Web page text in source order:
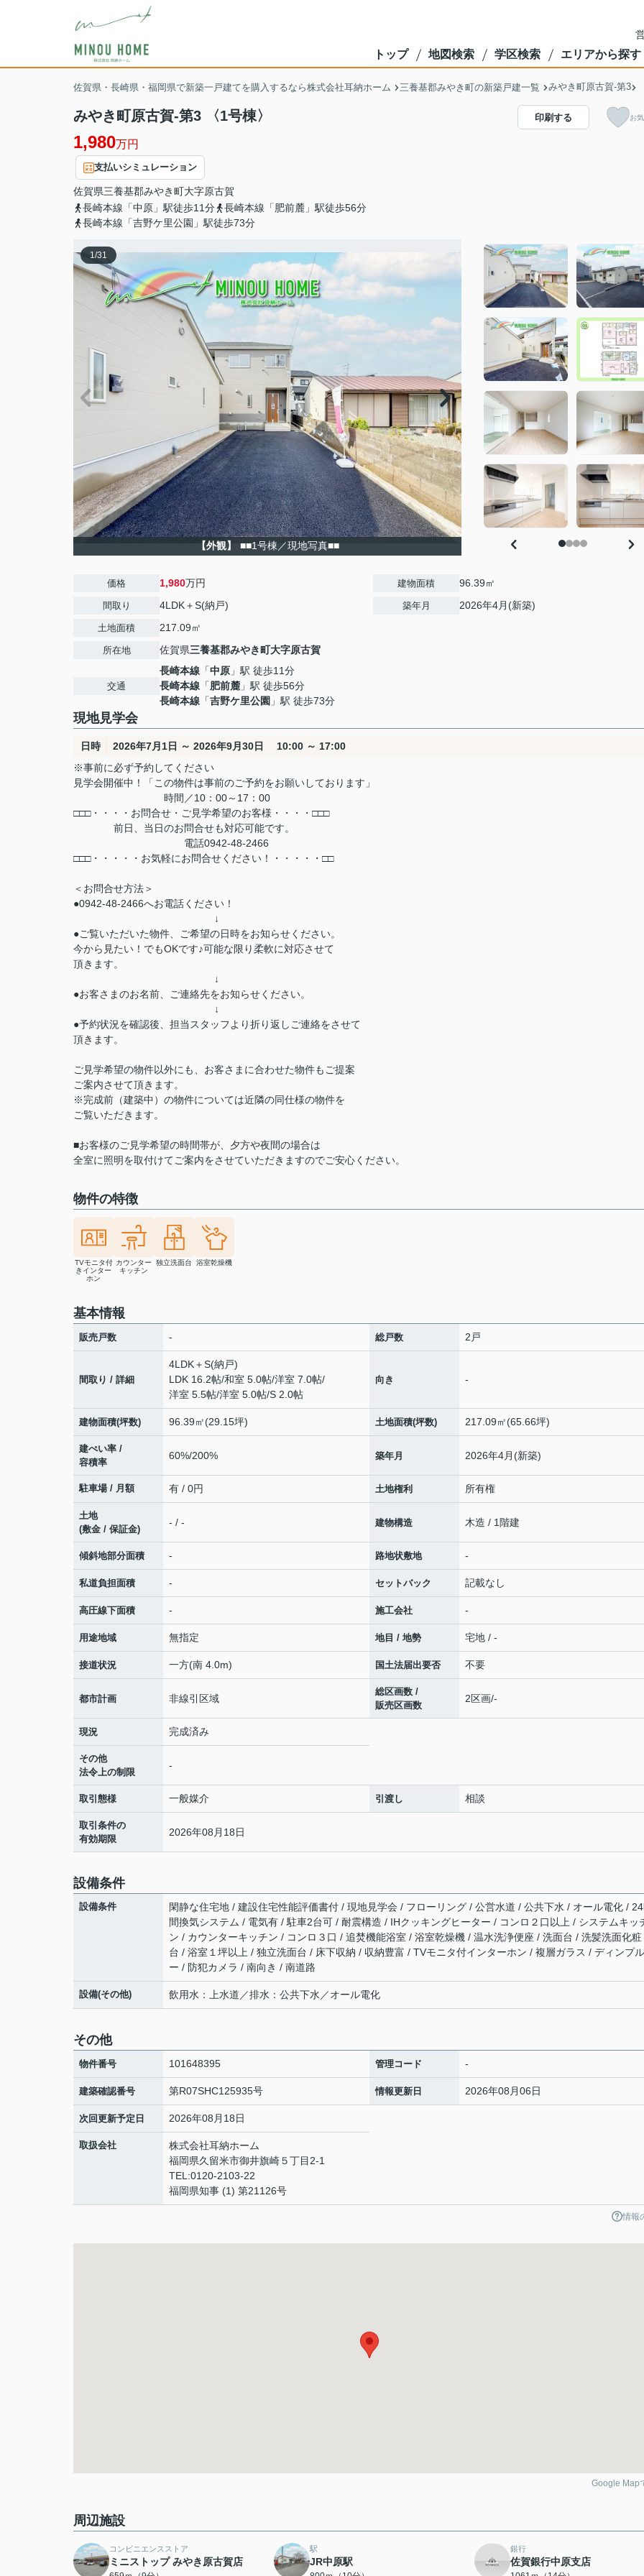
トップ 地図検索 学区検索 エリアから探す
佐賀県・長崎県・福岡県で新築一戸建てを購入するなら株式会社耳納ホーム 三養基郡みやき町の新築戸建一覧 みやき町原古賀-第3
みやき町原古賀-第3 〈1号棟〉
1,980万円
支払いシミュレーション
佐賀県三養基郡みやき町大字原古賀
長崎本線「中原」駅徒歩11分
長崎本線「肥前麓」駅徒歩56分
長崎本線「吉野ケ里公園」駅徒歩73分
印刷する お
1/31
【外観】 ■■1号棟／現地写真■■
価格 1,980万円
間取り 4LDK＋S(納戸)
土地面積 217.09㎡
所在地 佐賀県三養基郡みやき町大字原古賀
交通
長崎本線 「中原 」駅 徒歩11分
長崎本線 「肥前麓 」駅 徒歩56分
長崎本線 「吉野ケ里公園 」駅 徒歩73分
建物面積 96.39㎡
築年月 2026年4月(新築)
現地見学会
日時
2026年7月1日 ～ 2026年9月30日 10:00 ～ 17:00
※事前に必ず予約してください
見学会開催中！「この物件は事前のご予約をお願いしております」
時間／10：00～17：00
□□□・・・・お問合せ・ご見学希望のお客様・・・・□□□
前日、当日のお問合せも対応可能です。
電話0942-48-2466
□□□・・・・・お気軽にお問合せください！・・・・・□□
＜お問合せ方法＞
●0942-48-2466へお電話ください！
↓
●ご覧いただいた物件、ご希望の日時をお知らせください。
今から見たい！でもOKです♪可能な限り柔軟に対応させて
頂きます。
↓
●お客さまのお名前、ご連絡先をお知らせください。
↓
●予約状況を確認後、担当スタッフより折り返しご連絡をさせて
頂きます。
ご見学希望の物件以外にも、お客さまに合わせた物件もご提案
ご案内させて頂きます。
※完成前（建築中）の物件については近隣の同仕様の物件を
ご覧いただきます。
■お客様のご見学希望の時間帯が、夕方や夜間の場合は
全室に照明を取付けてご案内をさせていただきますのでご安心ください。
物件の特徴
TVモニタ付
きインター
ホン
カウンター
キッチン
独立洗面台 浴室乾燥機
基本情報
販売戸数 - 総戸数 2戸
間取り / 詳細
4LDK＋S(納戸)
LDK 16.2帖/和室 5.0帖/洋室 7.0帖/
洋室 5.5帖/洋室 5.0帖/S 2.0帖
向き -
建物面積(坪数) 96.39㎡(29.15坪) 土地面積(坪数) 217.09㎡(65.66坪)
建ぺい率 /
容積率
60%/200% 築年月 2026年4月(新築)
駐車場 / 月額 有 / 0円 土地権利 所有権
土地
(敷金 / 保証金)
- / - 建物構造 木造 / 1階建
傾斜地部分面積 - 路地状敷地 -
私道負担面積 - セットバック 記載なし
高圧線下面積 - 施工会社 -
用途地域 無指定 地目 / 地勢 宅地 / -
接道状況 一方(南 4.0m) 国土法届出要否 不要
都市計画 非線引区域
総区画数 /
販売区画数
2区画/-
現況 完成済み
その他
法令上の制限
-
取引態様 一般媒介 引渡し 相談
取引条件の
有効期限
2026年08月18日
設備条件
設備条件
閑静な住宅地 / 建設住宅性能評価書付 / 現地見学会 / フローリング / 公営水道 / 公共下水 / オール電化 /
間換気システム / 電気有 / 駐車2台可 / 耐震構造 / IHクッキングヒーター / コンロ２口以上 / システムキッ
ン / カウンターキッチン / コンロ３口 / 追焚機能浴室 / 浴室乾燥機 / 温水洗浄便座 / 洗面台 / 洗髪洗面化粧
台 / 浴室１坪以上 / 独立洗面台 / 床下収納 / 収納豊富 / TVモニタ付インターホン / 複層ガラス / ディンプ
ー / 防犯カメラ / 南向き / 南道路
設備(その他) 飲用水：上水道／排水：公共下水／オール電化
その他
物件番号 101648395 管理コード -
建築確認番号 第R07SHC125935号 情報更新日 2026年08月06日
次回更新予定日 2026年08月18日
取扱会社
株式会社耳納ホーム
福岡県久留米市御井旗崎５丁目2-1
TEL:0120-2103-22
福岡県知事 (1) 第21126号
情報
Google Map
周辺施設
コンビニエンスストア
ミニストップ みやき原古賀店
駅
JR中原駅
銀行
佐賀銀行中原支店